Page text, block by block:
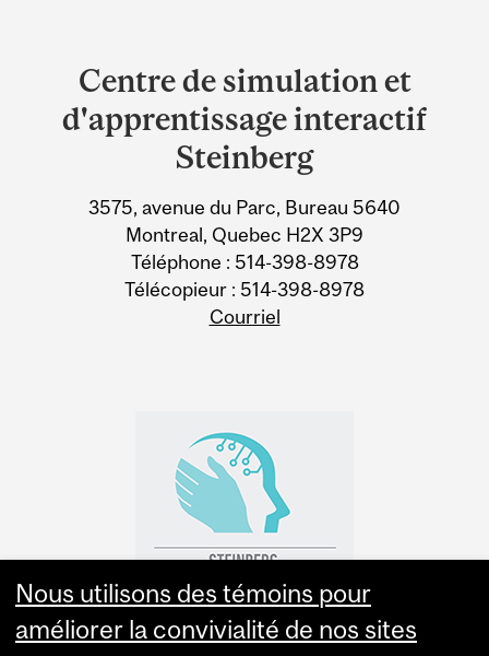
University
Information
Centre de simulation et
d'apprentissage interactif
Steinberg
3575, avenue du Parc, Bureau 5640
Montreal, Quebec H2X 3P9
Téléphone : 514-398-8978
Télécopieur : 514-398-8978
Courriel
Nous utilisons des témoins pour
améliorer la convivialité de nos sites